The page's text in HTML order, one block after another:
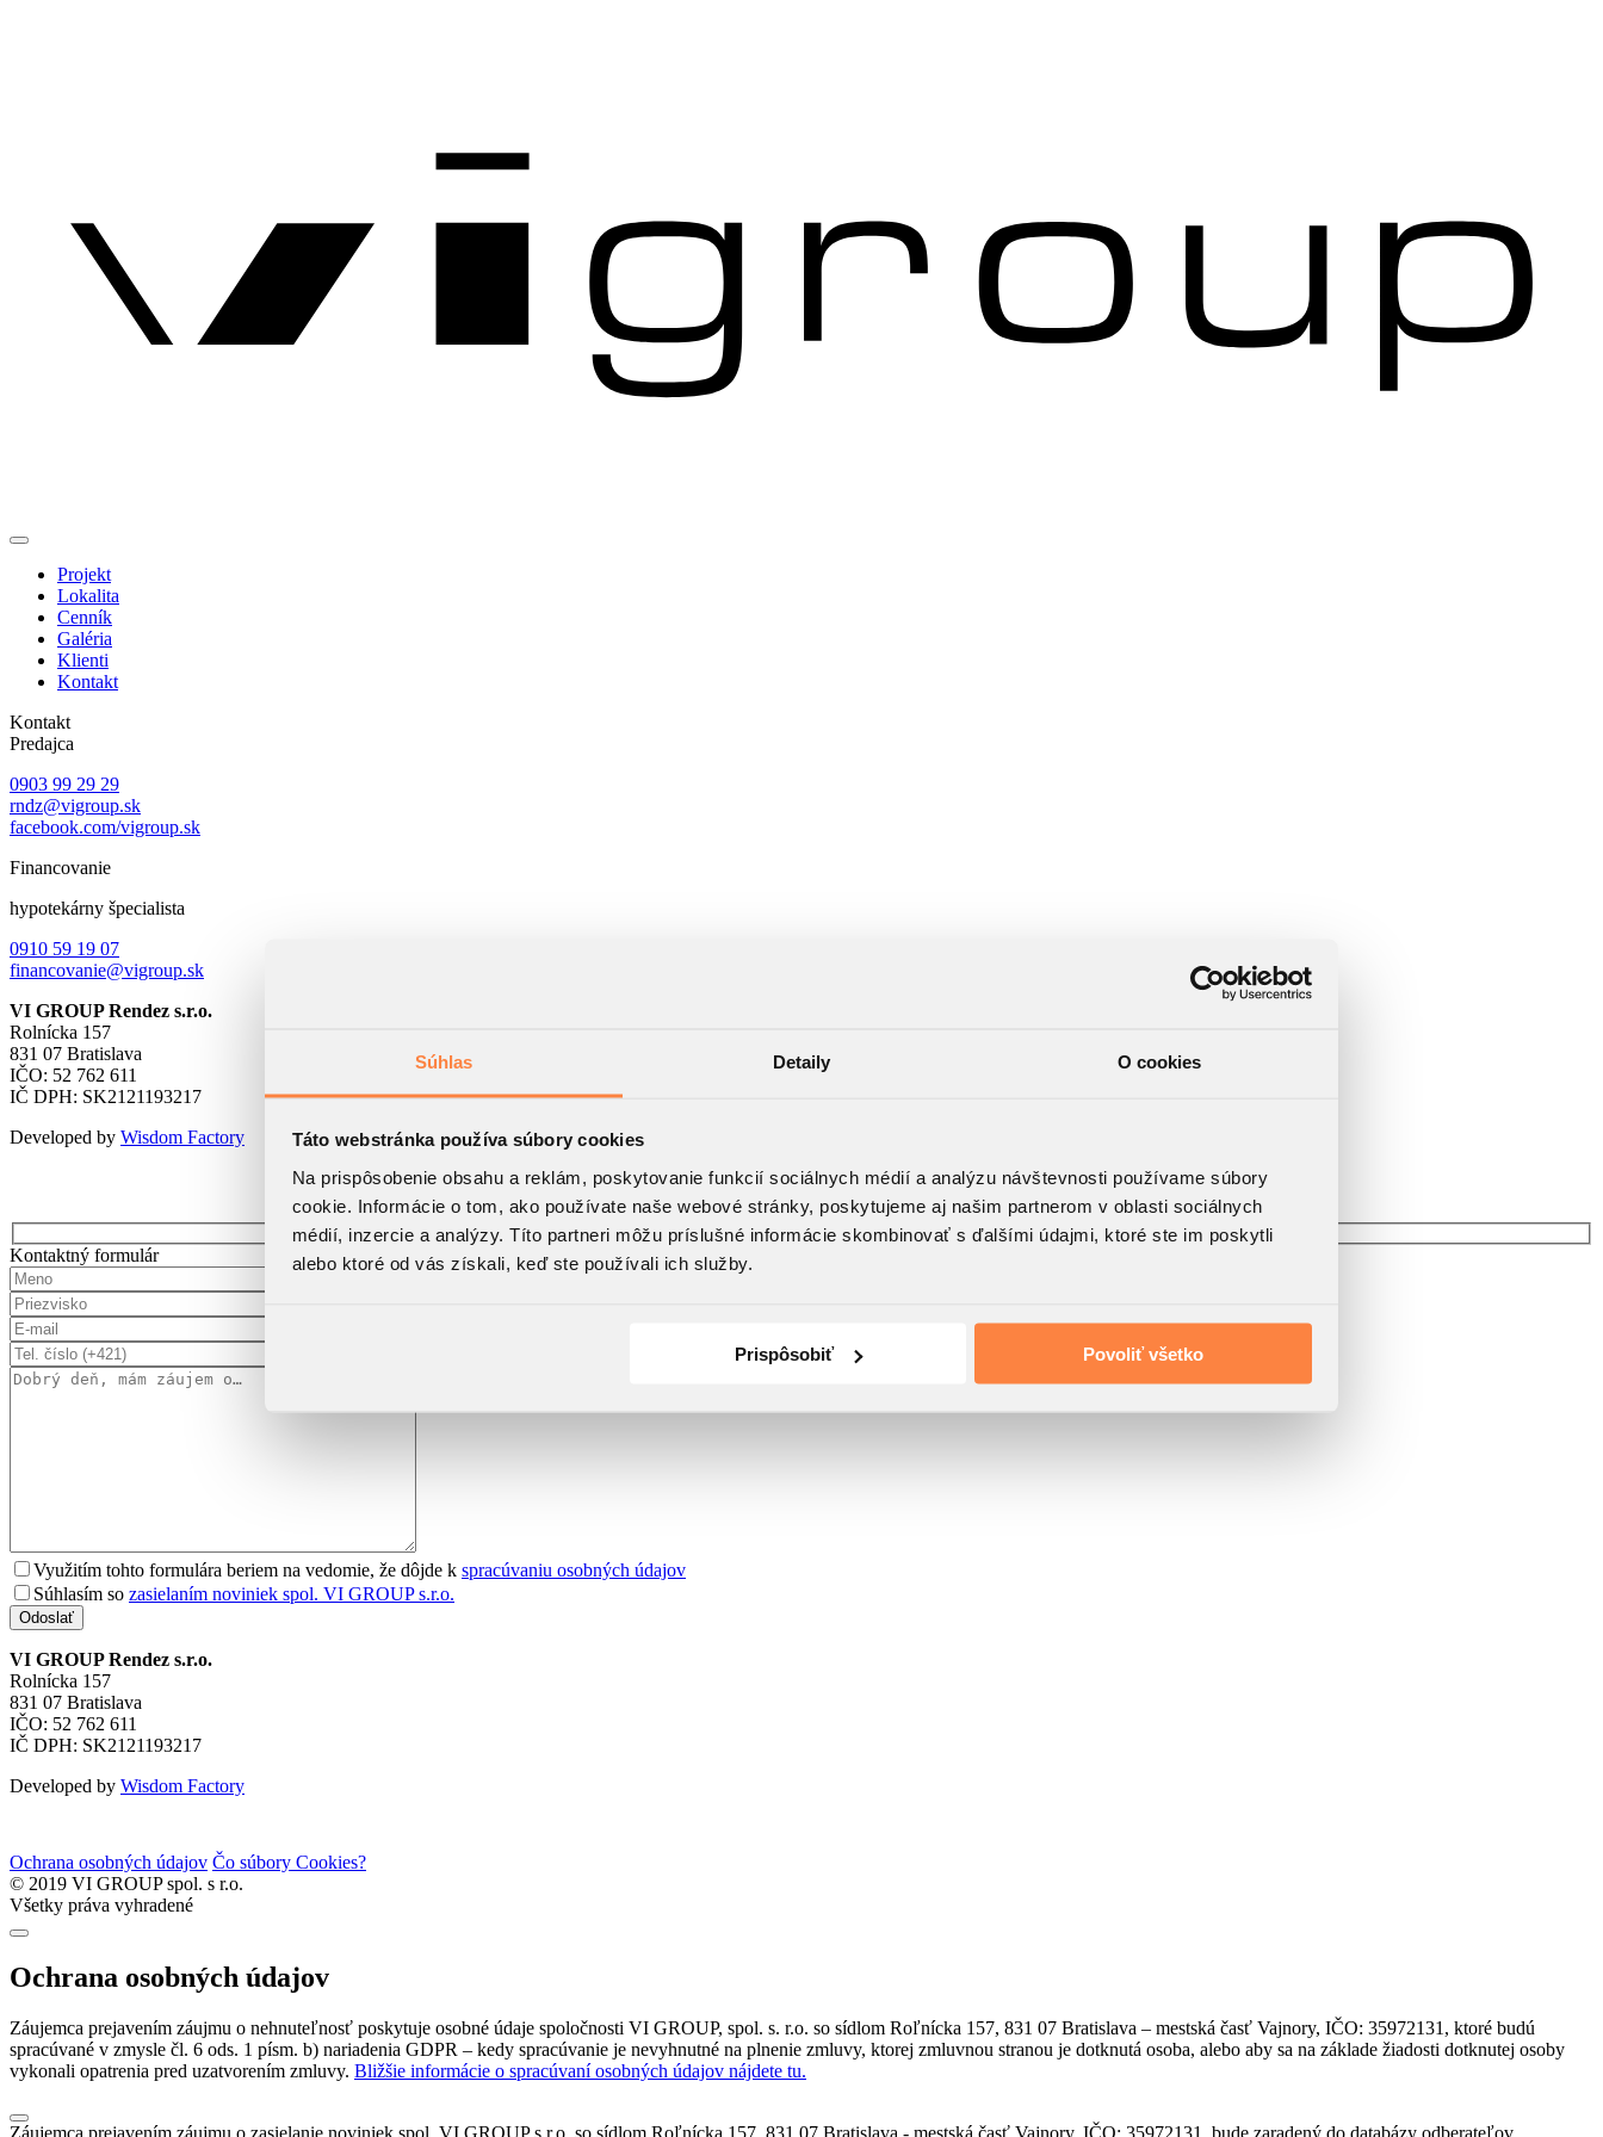
Súhlas Detaily O cookies
Táto webstránka používa súbory cookies
Na prispôsobenie obsahu a reklám, poskytovanie funkcií sociálnych médií a analýzu návštevnosti používame súbory
cookie. Informácie o tom, ako používate naše webové stránky, poskytujeme aj našim partnerom v oblasti sociálnych
médií, inzercie a analýzy. Títo partneri môžu príslušné informácie skombinovať s ďalšími údajmi, ktoré ste im poskytli
alebo ktoré od vás získali, keď ste používali ich služby.
Prispôsobiť Povoliť všetko
Projekt
Lokalita
Cenník
Galéria
Klienti
Kontakt
Kontakt
Predajca
0903 99 29 29
rndz@vigroup.sk
facebook.com/vigroup.sk
Financovanie
hypotekárny špecialista
0910 59 19 07
financovanie@vigroup.sk
VI GROUP Rendez s.r.o.
Rolnícka 157
831 07 Bratislava
IČO: 52 762 611
IČ DPH: SK2121193217
Developed by Wisdom Factory
Kontaktný formulár
Využitím tohto formulára beriem na vedomie, že dôjde k spracúvaniu osobných údajov
Súhlasím so zasielaním noviniek spol. VI GROUP s.r.o.
Odoslať
VI GROUP Rendez s.r.o.
Rolnícka 157
831 07 Bratislava
IČO: 52 762 611
IČ DPH: SK2121193217
Developed by Wisdom Factory
Ochrana osobných údajov Čo súbory Cookies?
© 2019 VI GROUP spol. s r.o.
Všetky práva vyhradené
Ochrana osobných údajov
Záujemca prejavením záujmu o nehnuteľnosť poskytuje osobné údaje spoločnosti VI GROUP, spol. s. r.o. so sídlom Roľnícka 157, 831 07 Bratislava – mestská časť Vajnory, IČO: 35972131, ktoré budú
spracúvané v zmysle čl. 6 ods. 1 písm. b) nariadenia GDPR – kedy spracúvanie je nevyhnutné na plnenie zmluvy, ktorej zmluvnou stranou je dotknutá osoba, alebo aby sa na základe žiadosti dotknutej osoby
vykonali opatrenia pred uzatvorením zmluvy. Bližšie informácie o spracúvaní osobných údajov nájdete tu.
Záujemca prejavením záujmu o zasielanie noviniek spol. VI GROUP s.r.o. so sídlom Roľnícka 157, 831 07 Bratislava - mestská časť Vajnory, IČO: 35972131, bude zaradený do databázy odberateľov